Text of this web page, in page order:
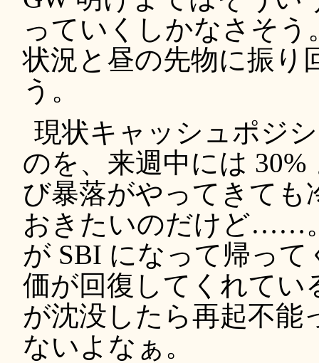
っていくしかなさそ
状況と昼の先物に振り
う。
現状キャッシュポジ
のを、来週中には
び暴落がやってきても
おきたいのだけど……
が SBI になって帰っ
価が回復してくれてい
が沈没したら再起不能
ないよなぁ。